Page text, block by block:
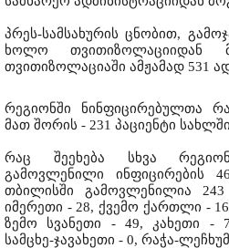
პრეს-სამსახურის ცნობით,
ხოლო თვითიზოლაციიდან
თვითიზოლაციაში ამჟამად 531
რეგიონში ნინფიცირებულთა
მათ შორის - 231 პაციენტი
რაც შეეხება სხვა
გამოვლენილი ინფიცირების
თბილისში გამოვლენილია
იმერეთი - 28, ქვემო ქართლი -
ზემო სვანეთი - 49, კახეთი -
სამცხე-ჯავახეთი - 0, რაჭა-